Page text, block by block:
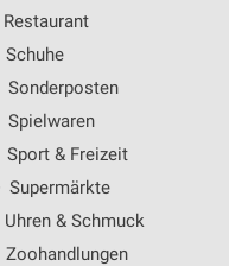
Restaurant
Schuhe
Sonderposten
Spielwaren
Sport & Freizeit
Supermärkte
Uhren & Schmuck
Zoohandlungen